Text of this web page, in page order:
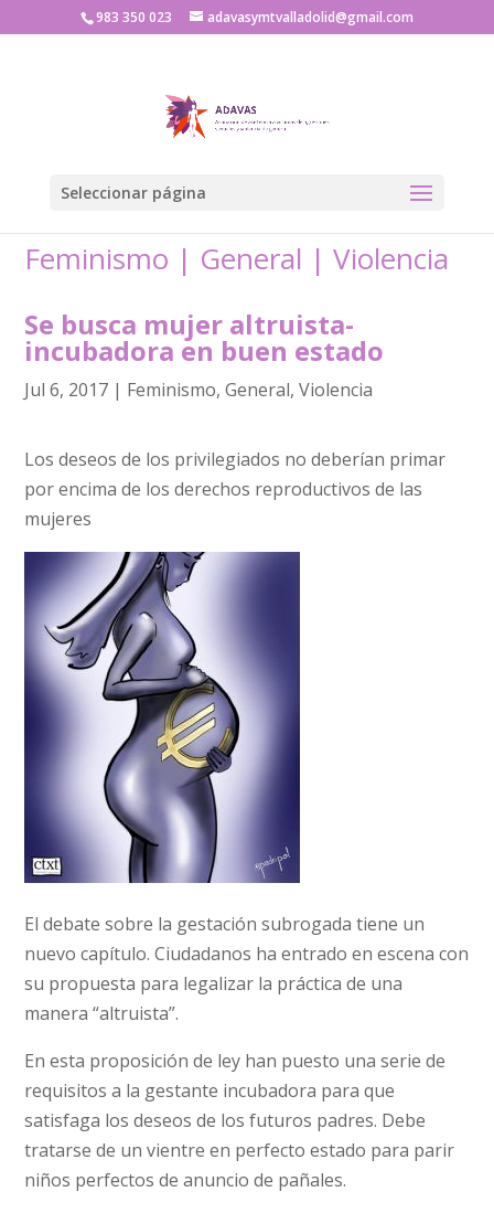
983 350 023 adavasymtvalladolid@gmail.com
Seleccionar página
Feminismo | General |Violencia
Se busca mujer altruista-
incubadora en buen estado
Jul 6, 2017 | Feminismo,General,Violencia
Los deseos de los privilegiados no deberían primar
por encima de los derechos reproductivos de las
mujeres
El debate sobre la gestación subrogada tiene un
nuevo capítulo. Ciudadanos ha entrado en escena con
su propuesta para legalizar la práctica de una
manera “altruista”.
En esta proposición de ley han puesto una serie de
requisitos a la gestante incubadora para que
satisfaga los deseos de los futuros padres. Debe
tratarse de un vientre en perfecto estado para parir
niños perfectos de anuncio de pañales.